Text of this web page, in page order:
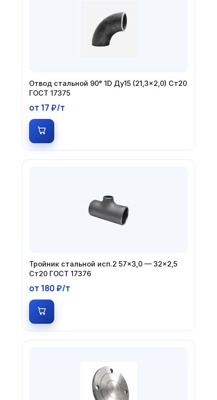
Отвод стальной 90° 1D Ду15 (21,3×2,0) Ст20
ГОСТ 17375
от 17 ₽/т
Тройник стальной исп.2 57×3,0 — 32×2,5
Ст20 ГОСТ 17376
от 180 ₽/т